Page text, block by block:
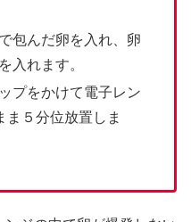
包んだ卵を入れ、卵
入れます。
プをかけて電子レン
ま５分位放置しま